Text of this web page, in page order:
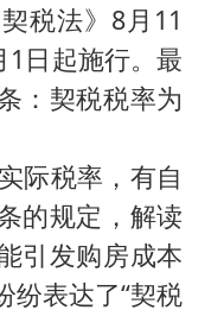
县发生4.9级地震
蓝色预警
奶茶”又爆单了
陕西省委书记赶赴柞水县杏坪镇
女孩摆摊卖菌子时收到北大通知书
未来
税法》8月11
1日起施行。最
：契税税率为
际税率，有自
的规定，解读
引发购房成本
纷表达了“契税